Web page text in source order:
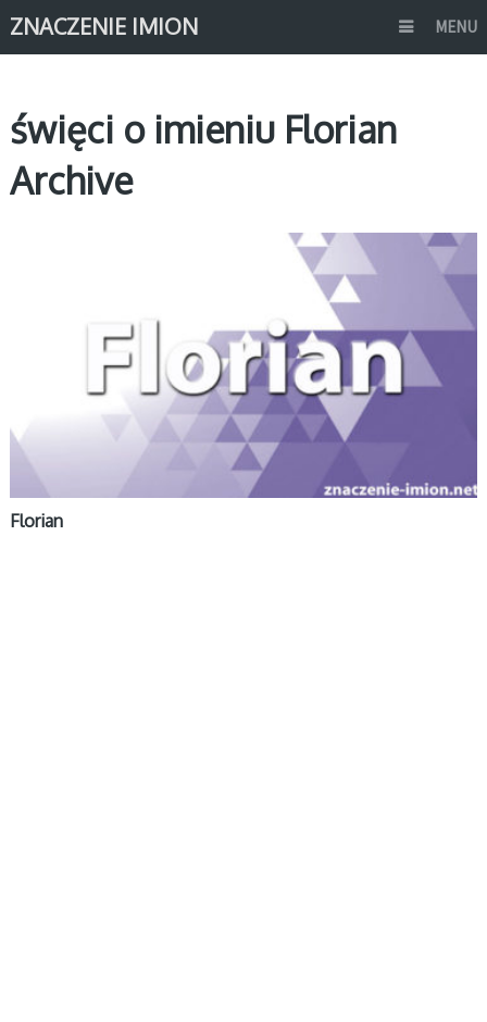
ZNACZENIE IMION MENU
święci o imieniu Florian
Archive
Florian